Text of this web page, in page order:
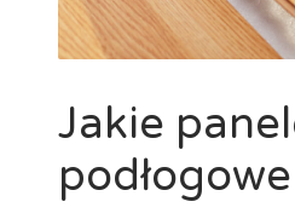
Jakie
skrzypiąca podłoga
wykładziny
wykładziny